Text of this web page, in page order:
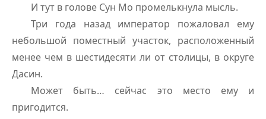
И тут в голове Сун Мо промелькнула мысль.
Три года назад император пожаловал ему
небольшой поместный участок, расположенный
менее чем в шестидесяти ли от столицы, в округе
Дасин.
Может быть… сейчас это место ему и
пригодится.